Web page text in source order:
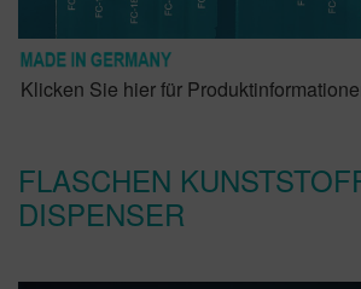
Klicken Sie hier für
FLASCHEN
DISPENSER